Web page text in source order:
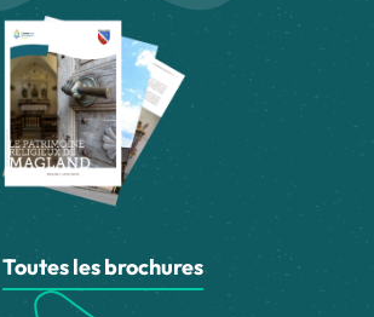
Toutes les brochures